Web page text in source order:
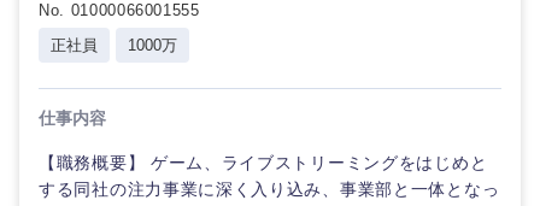
No. 01000066001555
正社員
1000万
仕事内容
【職務概要】 ゲーム、ライブストリーミングをはじめと
する同社の注力事業に深く入り込み、事業部と一体となっ